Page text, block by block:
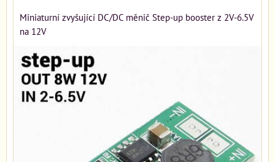
Miniaturní zvyšující DC/DC měnič Step-up booster z 2V-6.5V
na 12V